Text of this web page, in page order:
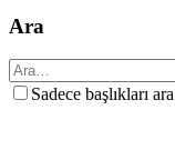
Ara
Sadece başlıkları ara